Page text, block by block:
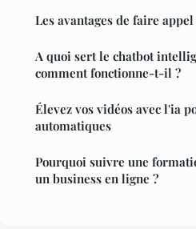
Les avantages de faire
A quoi sert le chatbot
comment fonctionne-t-il ?
Élevez vos vidéos avec l'ia
automatiques
Pourquoi suivre une
un business en ligne ?